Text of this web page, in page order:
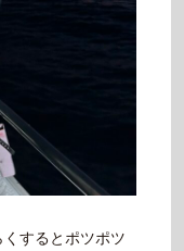
するとポツポツ